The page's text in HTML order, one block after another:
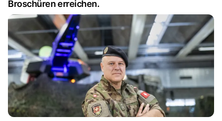
Broschüren erreichen.